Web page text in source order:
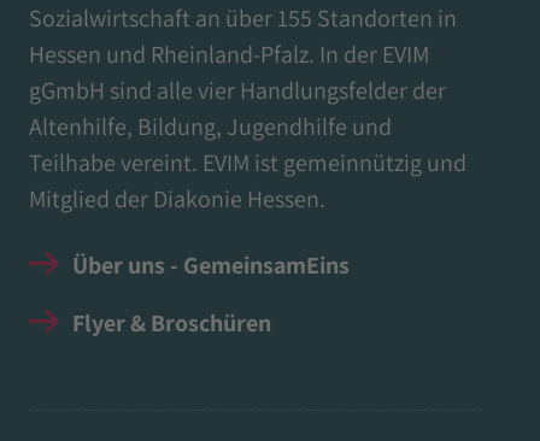
Sozialwirtschaft an über 155 Standorten in
Hessen und Rheinland-Pfalz. In der EVIM
gGmbH sind alle vier Handlungsfelder der
Altenhilfe, Bildung, Jugendhilfe und
Teilhabe vereint. EVIM ist gemeinnützig und
Mitglied der Diakonie Hessen.
Über uns - GemeinsamEins
Flyer & Broschüren